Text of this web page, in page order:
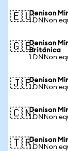
🇪🇺Denison
1 DNNon
🇬🇧Denison
Británica
1 DNNon
🇯🇵Denison
1 DNNon
🇨🇳Denison
1 DNNon
🇹🇷Denison
1 DNNon